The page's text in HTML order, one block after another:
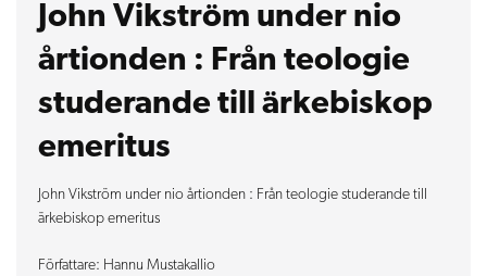
John Vikström under nio
årtionden : Från teologie
studerande till ärkebiskop
emeritus
John Vikström under nio årtionden : Från teologie studerande till
ärkebiskop emeritus
Författare: Hannu Mustakallio